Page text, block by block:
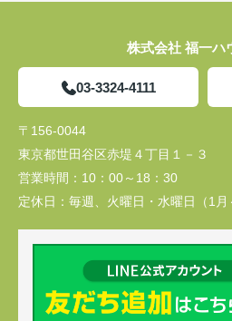
株式会社 福一ハ
03-3324-4111
〒156-0044
東京都世田谷区赤堤４丁目１－３
営業時間： 10：00～18：30
定休日： 毎週、火曜日・水曜日（1月